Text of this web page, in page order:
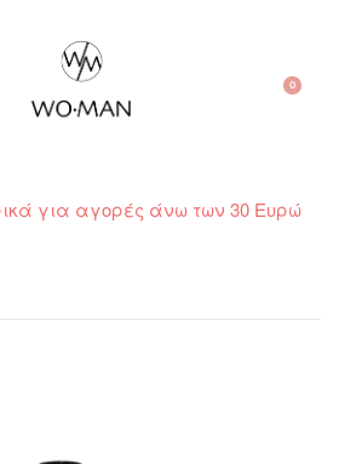
0
για αγορές άνω των 30 Ευρώ